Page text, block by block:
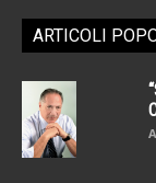
ARTICOLI